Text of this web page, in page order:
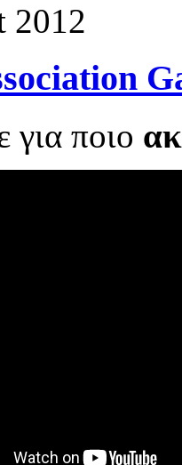
2012
για ποιο